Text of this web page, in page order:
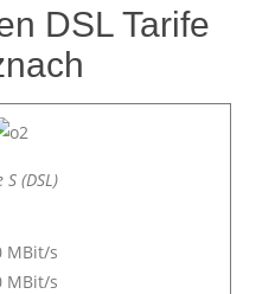
DSL Tarife
S (DSL)
MBit/s
MBit/s